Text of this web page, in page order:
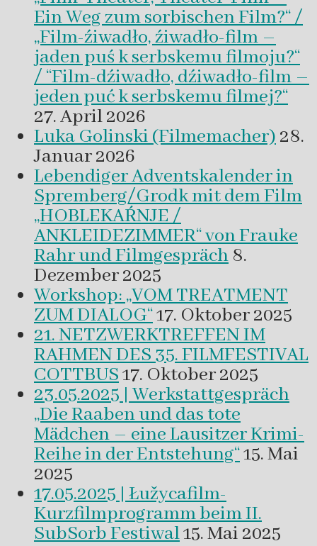
Ein Weg zum sorbischen Film?“ /
„Film-źiwadło, źiwadło-film –
jaden puś k serbskemu filmoju?“
/ “Film-dźiwadło, dźiwadło-film –
jeden puć k serbskemu filmej?“
27. April 2026
Luka Golinski (Filmemacher)28.
Januar 2026
Lebendiger Adventskalender in
Spremberg/Grodk mit dem Film
„HOBLEKAŔNJE /
ANKLEIDEZIMMER“ von Frauke
Rahr und Filmgespräch 8.
Dezember 2025
Workshop: „VOM TREATMENT
ZUM DIALOG“17. Oktober 2025
21. NETZWERKTREFFEN IM
RAHMEN DES 35. FILMFESTIVAL
COTTBUS17. Oktober 2025
23.05.2025 | Werkstattgespräch
„Die Raaben und das tote
Mädchen – eine Lausitzer Krimi-
Reihe in der Entstehung“15. Mai
2025
17.05.2025 | Łužycafilm-
Kurzfilmprogramm beim II.
SubSorb Festiwal15. Mai 2025